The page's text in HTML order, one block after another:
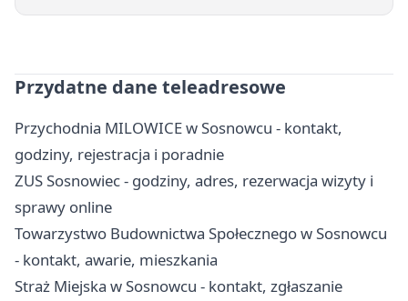
Przydatne dane teleadresowe
Przychodnia MILOWICE w Sosnowcu - kontakt,
godziny, rejestracja i poradnie
ZUS Sosnowiec - godziny, adres, rezerwacja wizyty i
sprawy online
Towarzystwo Budownictwa Społecznego w Sosnowcu
- kontakt, awarie, mieszkania
Straż Miejska w Sosnowcu - kontakt, zgłaszanie